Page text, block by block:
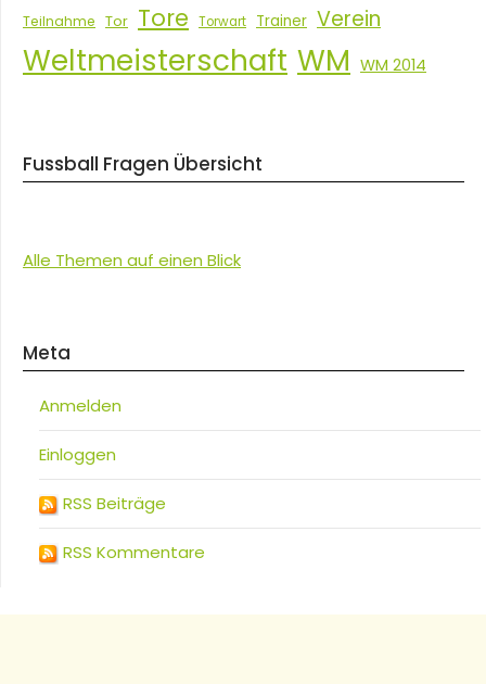
Teilnahme Tor Tore Torwart Trainer Verein
Weltmeisterschaft WM WM 2014
Fussball Fragen Übersicht
Alle Themen auf einen Blick
Meta
Anmelden
Einloggen
RSS Beiträge
RSS Kommentare